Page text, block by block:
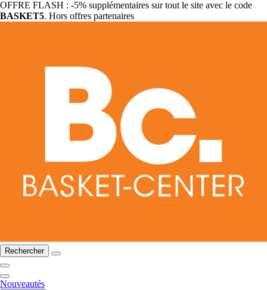
OFFRE FLASH : -5% supplémentaires sur tout le site avec le code
BASKET5. Hors offres partenaires
Rechercher
Nouveautés